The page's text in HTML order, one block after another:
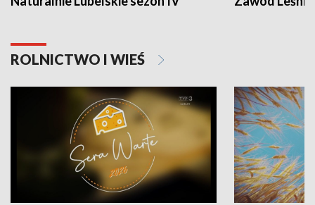
ROLNICTWO I WIEŚ